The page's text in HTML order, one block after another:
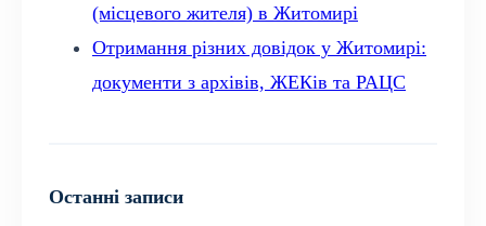
(місцевого жителя) в Житомирі
Отримання різних довідок у Житомирі:
документи з архівів, ЖЕКів та РАЦС
Останні записи